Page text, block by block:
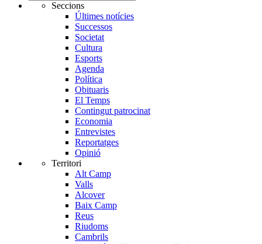
Seccions
Últimes notícies
Successos
Societat
Cultura
Esports
Agenda
Política
Obituaris
El Temps
Contingut patrocinat
Economia
Entrevistes
Reportatges
Opinió
Territori
Alt Camp
Valls
Alcover
Baix Camp
Reus
Riudoms
Cambrils